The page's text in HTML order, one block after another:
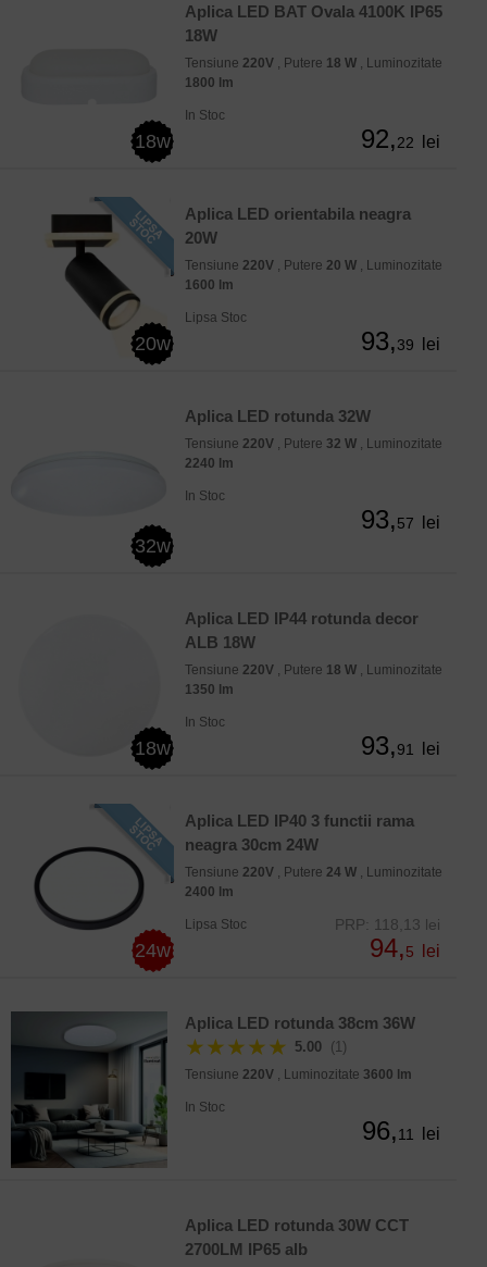
18w
Aplica LED BAT Ovala 4100K IP65
18W
Tensiune 220V , Putere 18 W , Luminozitate
1800 lm
In Stoc
92,22 lei
20w
Aplica LED orientabila neagra
20W
Tensiune 220V , Putere 20 W , Luminozitate
1600 lm
Lipsa Stoc
93,39 lei
32w
Aplica LED rotunda 32W
Tensiune 220V , Putere 32 W , Luminozitate
2240 lm
In Stoc
93,57 lei
18w
Aplica LED IP44 rotunda decor
ALB 18W
Tensiune 220V , Putere 18 W , Luminozitate
1350 lm
In Stoc
93,91 lei
24w
Aplica LED IP40 3 functii rama
neagra 30cm 24W
Tensiune 220V , Putere 24 W , Luminozitate
2400 lm
Lipsa Stoc PRP: 118,13 lei
94,5 lei
Aplica LED rotunda 38cm 36W
★★★★★ 5.00 (1)
Tensiune 220V , Luminozitate 3600 lm
In Stoc
96,11 lei
Aplica LED rotunda 30W CCT
2700LM IP65 alb